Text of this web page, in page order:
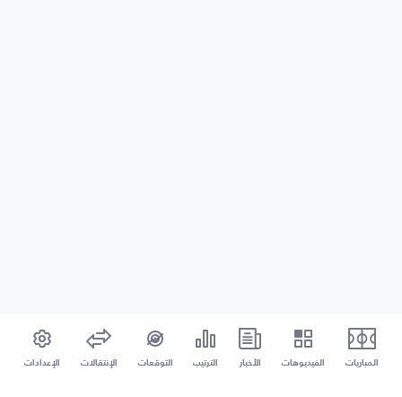
المباريات الفيديوهات الأخبار الترتيب التوقعات الإنتقالات الإعدادات